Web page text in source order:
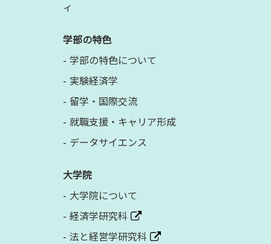
ィ
学部の特色
学部の特色について
実験経済学
留学・国際交流
就職支援・キャリア形成
データサイエンス
大学院
大学院について
経済学研究科
法と経営学研究科